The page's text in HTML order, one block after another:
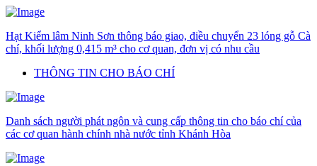
Hạt Kiểm lâm Ninh Sơn thông báo giao, điều chuyển 23 lóng gỗ Cà
chí, khối lượng 0,415 m³ cho cơ quan, đơn vị có nhu cầu
THÔNG TIN CHO BÁO CHÍ
Danh sách người phát ngôn và cung cấp thông tin cho báo chí của
các cơ quan hành chính nhà nước tỉnh Khánh Hòa